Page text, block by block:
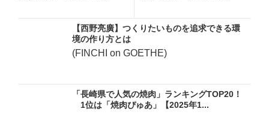
【西野亮廣】つくりたいものを追求できる環
境の作り方とは
(FINCHI on GOETHE)
「長崎県で人気の焼肉」ランキングTOP20！
1位は「焼肉ぴゅあ」【2025年1...